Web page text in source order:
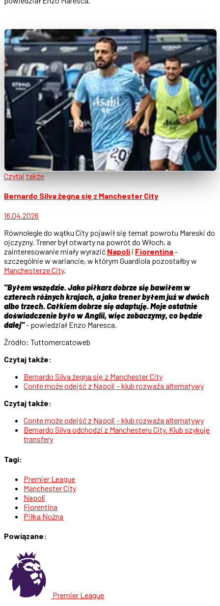
Czytaj także
Bernardo Silva żegna się z Manchester City
16.04.2026
Równolegle do wątku City pojawił się temat powrotu Mareski do
ojczyzny. Trener był otwarty na powrót do Włoch, a
zainteresowanie miały wyrazić Napoli i Fiorentina-
szczególnie w wariancie, w którym Guardiola pozostałby w
Manchesterze City.
"Byłem wszędzie. Jako piłkarz dobrze się bawiłem w
czterech różnych krajach, a jako trener byłem już w dwóch
albo trzech. Całkiem dobrze się adaptuję. Moje ostatnie
doświadczenie było w Anglii, więc zobaczymy, co będzie
dalej"- powiedział Enzo Maresca.
Źródło: Tuttomercatoweb
Czytaj także:
Bernardo Silva żegna się z Manchester City
Conte może odejść z Napoli – klub rozważa alternatywy
Czytaj także:
Conte może odejść z Napoli – klub rozważa alternatywy
Bernardo Silva odchodzi z Manchesteru City. Klub szykuje
transfery
Tagi:
Premier League
Manchester City
Napoli
Fiorentina
Piłka Nożna
Powiązane:
Premier League